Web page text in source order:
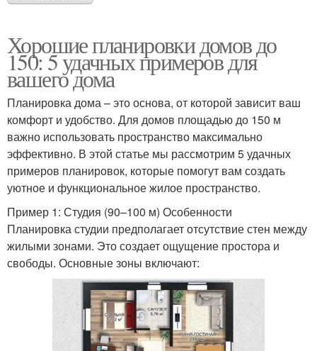
Хорошие планировки домов до
150: 5 удачных примеров для
вашего дома
Планировка дома – это основа, от которой зависит ваш
комфорт и удобство. Для домов площадью до 150 м
важно использовать пространство максимально
эффективно. В этой статье мы рассмотрим 5 удачных
примеров планировок, которые помогут вам создать
уютное и функциональное жилое пространство.
Пример 1: Студия (90–100 м) Особенности
Планировка студии предполагает отсутствие стен между
жилыми зонами. Это создает ощущение простора и
свободы. Основные зоны включают: